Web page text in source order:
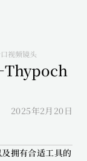
视频镜头
2025年2月20日
拥有合适工具的